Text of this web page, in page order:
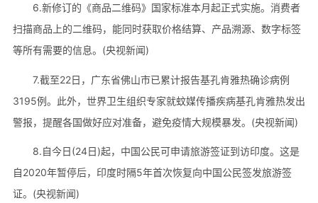
6.新修订的《商品二维码》国家标准本月起正式实施。消费者
扫描商品上的二维码，能同时获取价格结算、产品溯源、数字标签
等所有需要的信息。(央视新闻)
7.截至22日，广东省佛山市已累计报告基孔肯雅热确诊病例
3195例。此外，世界卫生组织专家就蚊媒传播疾病基孔肯雅热发出
警报，提醒各国做好应对准备，避免疫情大规模暴发。(央视新闻)
8.自今日(24日)起，中国公民可申请旅游签证到访印度。这是
自2020年暂停后，印度时隔5年首次恢复向中国公民签发旅游签
证。(央视新闻)